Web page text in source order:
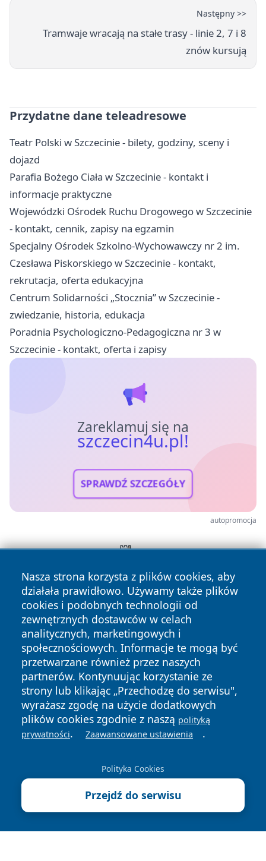
Następny >>
Tramwaje wracają na stałe trasy - linie 2, 7 i 8
znów kursują
Przydatne dane teleadresowe
Teatr Polski w Szczecinie - bilety, godziny, sceny i
dojazd
Parafia Bożego Ciała w Szczecinie - kontakt i
informacje praktyczne
Wojewódzki Ośrodek Ruchu Drogowego w Szczecinie
- kontakt, cennik, zapisy na egzamin
Specjalny Ośrodek Szkolno-Wychowawczy nr 2 im.
Czesława Piskorskiego w Szczecinie - kontakt,
rekrutacja, oferta edukacyjna
Centrum Solidarności „Stocznia” w Szczecinie -
zwiedzanie, historia, edukacja
Poradnia Psychologiczno-Pedagogiczna nr 3 w
Szczecinie - kontakt, oferta i zapisy
Zareklamuj się na
szczecin4u.pl!
SPRAWDŹ SZCZEGÓŁY
autopromocja
Nasza strona korzysta z plików cookies, aby
działała prawidłowo. Używamy także plików
cookies i podobnych technologii od
zewnętrznych dostawców w celach
analitycznych, marketingowych i
społecznościowych. Informacje te mogą być
przetwarzane również przez naszych
partnerów. Kontynuując korzystanie ze
strony lub klikając „Przechodzę do serwisu",
wyrażasz zgodę na użycie dodatkowych
plików cookies zgodnie z naszą polityką
prywatności. Zaawansowane ustawienia .
Polityka Cookies
Przejdź do serwisu
Copyright © 2026 szczecin4u.pl Wszystkie prawa zastrzeżone.
News Autorzy
Polityka
Prywatności
Polityka
Cookies